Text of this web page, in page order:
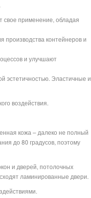
свое применение, обладая
производства контейнеров и
и улучшают
эстетичностью. Эластичные и
воздействия.
кожа – далеко не полный
до 80 градусов, поэтому
и дверей, потолочных
ламинированные двери.